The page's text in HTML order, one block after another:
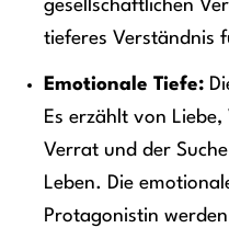
gesellschaftlichen
tieferes Verständnis
Emotionale Tiefe:
Es erzählt von
Verrat und der
Leben. Die
Protagonistin